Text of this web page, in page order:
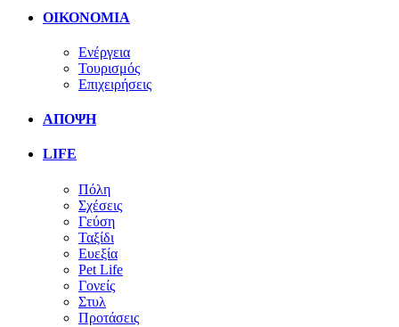
ΟΙΚΟΝΟΜΙΑ
Ενέργεια
Τουρισμός
Επιχειρήσεις
ΑΠΟΨΗ
LIFE
Πόλη
Σχέσεις
Γεύση
Ταξίδι
Ευεξία
Pet Life
Γονείς
Στυλ
Προτάσεις